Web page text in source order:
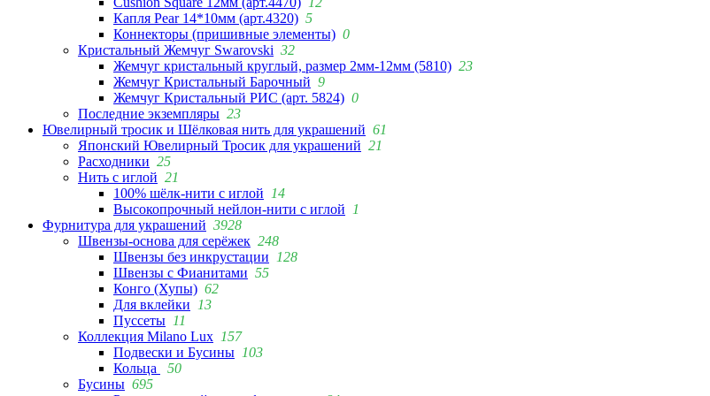
Капля Pear 14*10мм (арт.4320) 5
Коннекторы (пришивные элементы) 0
Кристальный Жемчуг Swarovski 32
Жемчуг кристальный круглый, размер 2мм-12мм (5810) 23
Жемчуг Кристальный Барочный 9
Жемчуг Кристальный РИС (арт. 5824) 0
Последние экземпляры 23
Ювелирный тросик и Шёлковая нить для украшений 61
Японский Ювелирный Тросик для украшений 21
Расходники 25
Нить с иглой 21
100% шёлк-нити с иглой
14
Высокопрочный нейлон-нити с иглой
1
Фурнитура для украшений 3928
Швензы-основа для серёжек 248
Швензы без инкрустации
128
Швензы с Фианитами 55
Конго (Хупы) 62
Для вклейки
13
Пуссеты 11
Коллекция Milano Lux 157
Подвески и Бусины 103
Кольца
50
Бусины 695